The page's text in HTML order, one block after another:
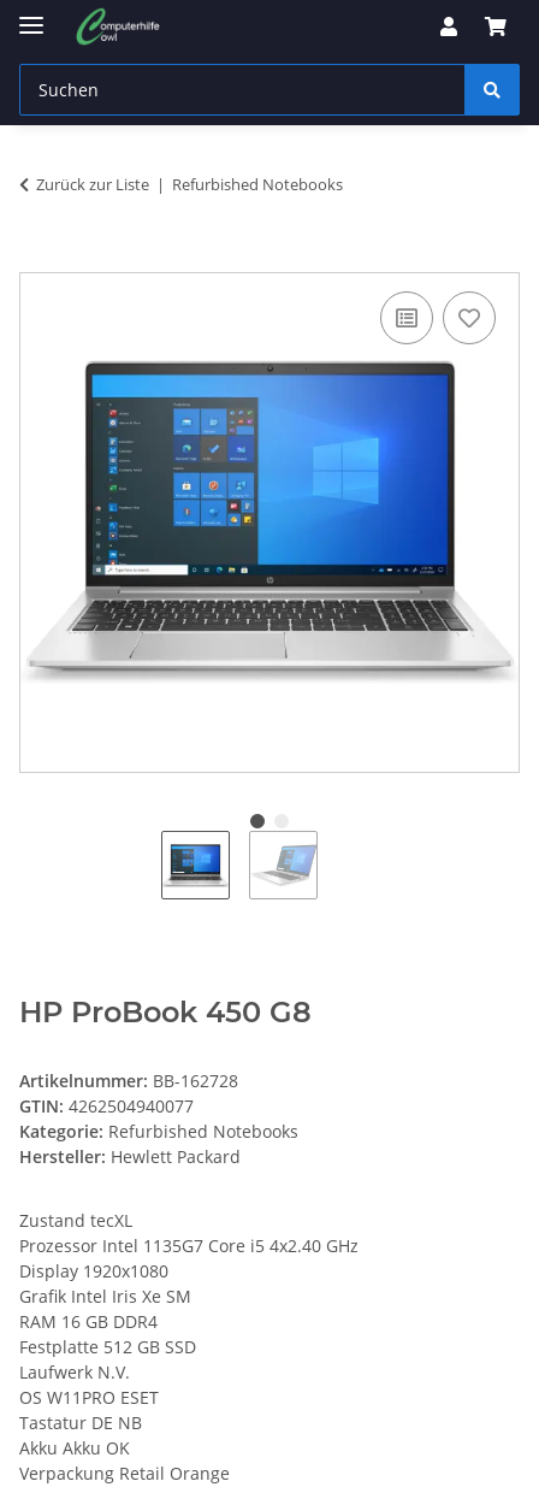
Zurück zur Liste Refurbished Notebooks
HP ProBook 450 G8
Artikelnummer: BB-162728
GTIN: 4262504940077
Kategorie: Refurbished Notebooks
Hersteller: Hewlett Packard
Zustand tecXL
Prozessor Intel 1135G7 Core i5 4x2.40 GHz
Display 1920x1080
Grafik Intel Iris Xe SM
RAM 16 GB DDR4
Festplatte 512 GB SSD
Laufwerk N.V.
OS W11PRO ESET
Tastatur DE NB
Akku Akku OK
Verpackung Retail Orange